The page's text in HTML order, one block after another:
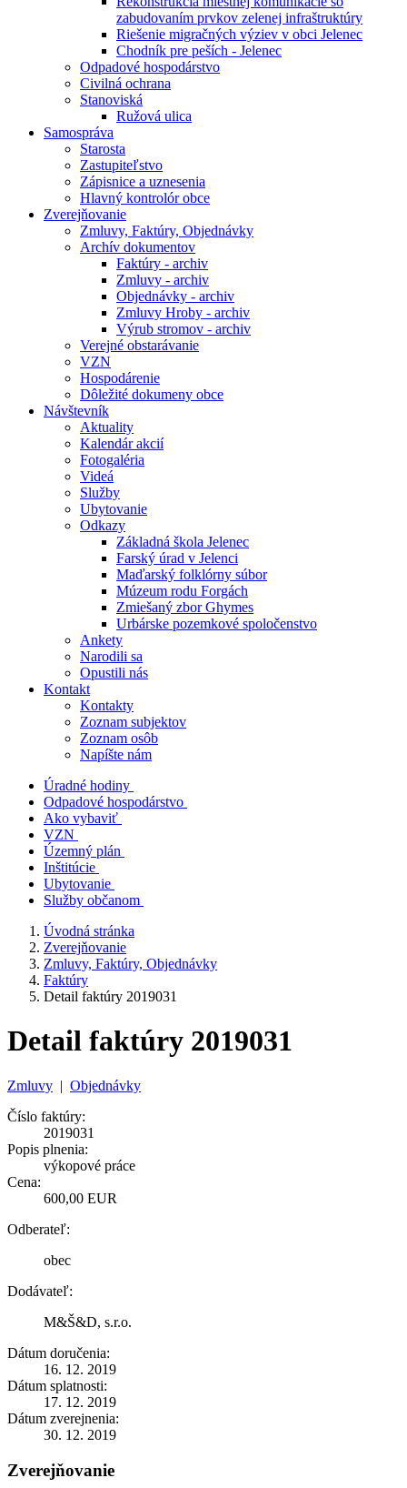
zabudovaním prvkov zelenej infraštruktúry
Riešenie migračných výziev v obci Jelenec
Chodník pre peších - Jelenec
Odpadové hospodárstvo
Civilná ochrana
Stanoviská
Ružová ulica
Samospráva
Starosta
Zastupiteľstvo
Zápisnice a uznesenia
Hlavný kontrolór obce
Zverejňovanie
Zmluvy, Faktúry, Objednávky
Archív dokumentov
Faktúry - archiv
Zmluvy - archiv
Objednávky - archiv
Zmluvy Hroby - archiv
Výrub stromov - archiv
Verejné obstarávanie
VZN
Hospodárenie
Dôležité dokumeny obce
Návštevník
Aktuality
Kalendár akcií
Fotogaléria
Videá
Služby
Ubytovanie
Odkazy
Základná škola Jelenec
Farský úrad v Jelenci
Maďarský folklórny súbor
Múzeum rodu Forgách
Zmiešaný zbor Ghymes
Urbárske pozemkové spoločenstvo
Ankety
Narodili sa
Opustili nás
Kontakt
Kontakty
Zoznam subjektov
Zoznam osôb
Napíšte nám
Úradné hodiny
Odpadové hospodárstvo
Ako vybaviť
VZN
Územný plán
Inštitúcie
Ubytovanie
Služby občanom
Úvodná stránka
Zverejňovanie
Zmluvy, Faktúry, Objednávky
Faktúry
Detail faktúry 2019031
Detail faktúry 2019031
Zmluvy | Objednávky
Číslo faktúry:
2019031
Popis plnenia:
výkopové práce
Cena:
600,00 EUR
Odberateľ:
obec
Dodávateľ:
M&Š&D, s.r.o.
Dátum doručenia:
16. 12. 2019
Dátum splatnosti:
17. 12. 2019
Dátum zverejnenia:
30. 12. 2019
Zverejňovanie